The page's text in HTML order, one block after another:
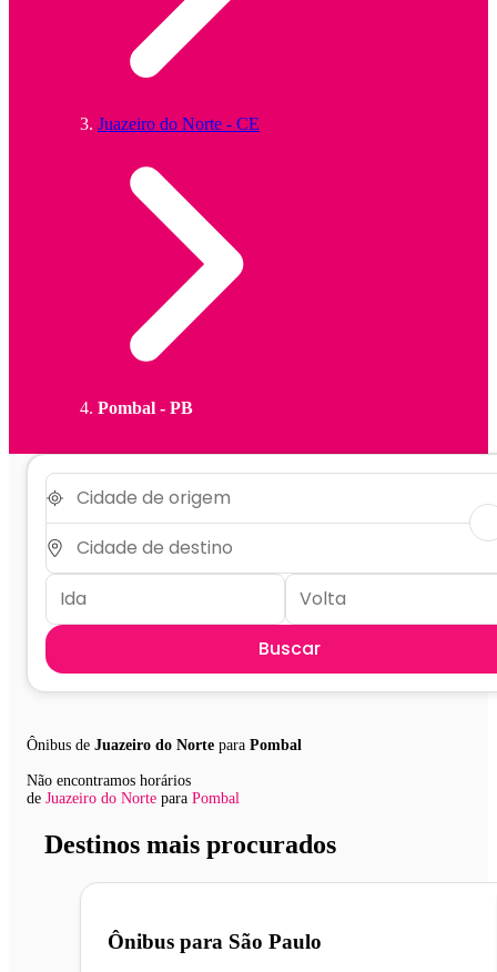
Juazeiro do Norte - CE
Pombal - PB
Buscar
Ônibus de Juazeiro do Norte para Pombal
Não encontramos horários
de Juazeiro do Norte para Pombal
Destinos mais procurados
Ônibus para São Paulo